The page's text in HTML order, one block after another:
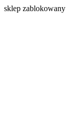
sklep zablokowany